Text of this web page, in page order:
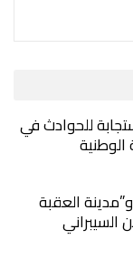
للحوادث في
الوطنية
العقبة
السيبراني